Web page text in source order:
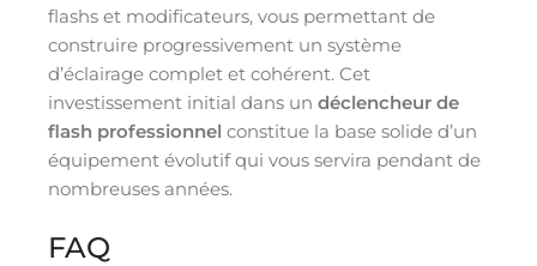
flashs et modificateurs, vous permettant de
construire progressivement un système
d’éclairage complet et cohérent. Cet
investissement initial dans un déclencheur de
flash professionnel constitue la base solide d’un
équipement évolutif qui vous servira pendant de
nombreuses années.
FAQ